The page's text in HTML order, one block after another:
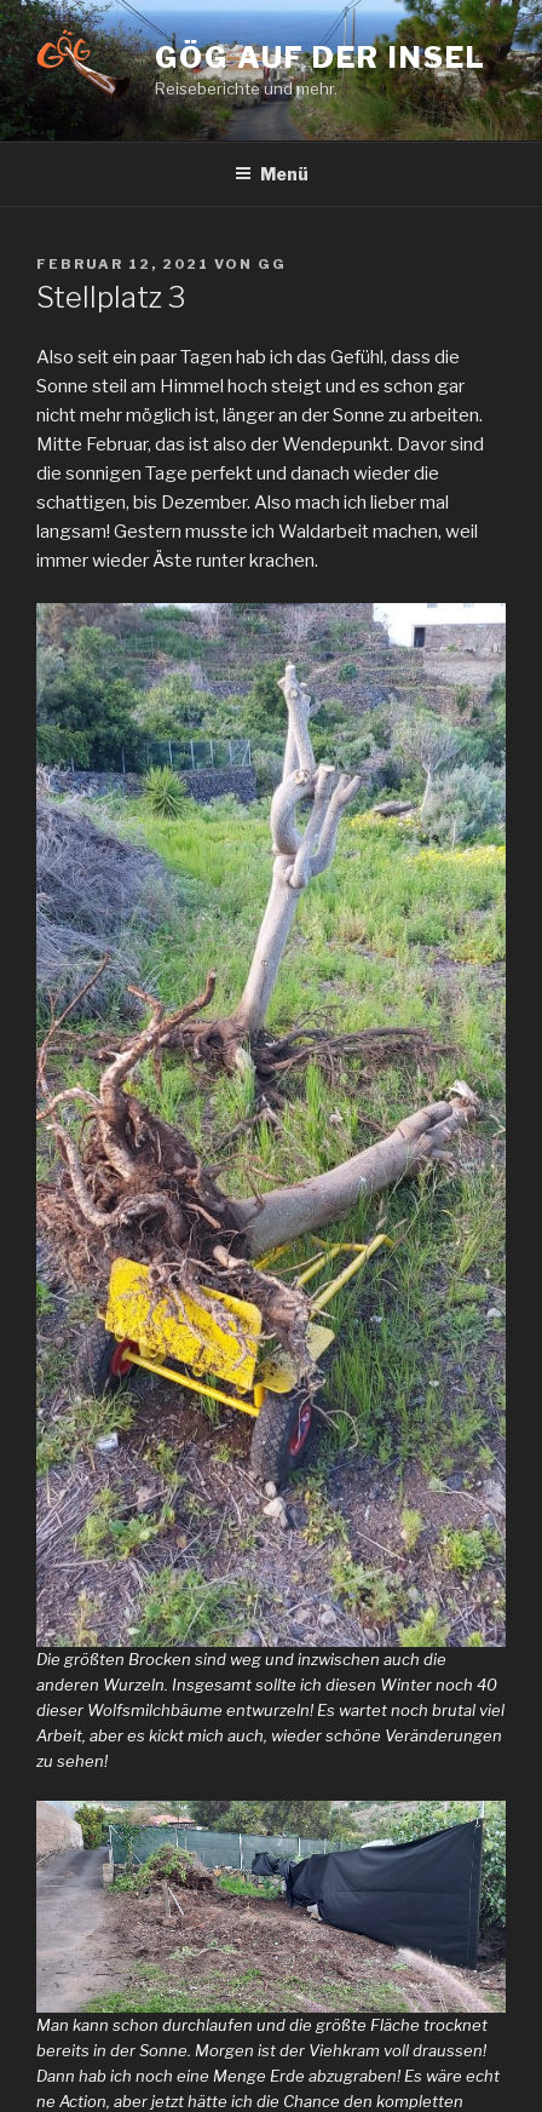
Zum
Inhalt
springen
GÖG AUF DER INSEL
Reiseberichte und mehr.
Menü
VERÖFFENTLICHT
AM
FEBRUAR 12, 2021 VON GG
Stellplatz 3
Also seit ein paar Tagen hab ich das Gefühl, dass die
Sonne steil am Himmel hoch steigt und es schon gar
nicht mehr möglich ist, länger an der Sonne zu arbeiten.
Mitte Februar, das ist also der Wendepunkt. Davor sind
die sonnigen Tage perfekt und danach wieder die
schattigen, bis Dezember. Also mach ich lieber mal
langsam! Gestern musste ich Waldarbeit machen, weil
immer wieder Äste runter krachen.
Die größten Brocken sind weg und inzwischen auch die
anderen Wurzeln. Insgesamt sollte ich diesen Winter noch 40
dieser Wolfsmilchbäume entwurzeln! Es wartet noch brutal viel
Arbeit, aber es kickt mich auch, wieder schöne Veränderungen
zu sehen!
Man kann schon durchlaufen und die größte Fläche trocknet
bereits in der Sonne. Morgen ist der Viehkram voll draussen!
Dann hab ich noch eine Menge Erde abzugraben! Es wäre echt
ne Action, aber jetzt hätte ich die Chance den kompletten